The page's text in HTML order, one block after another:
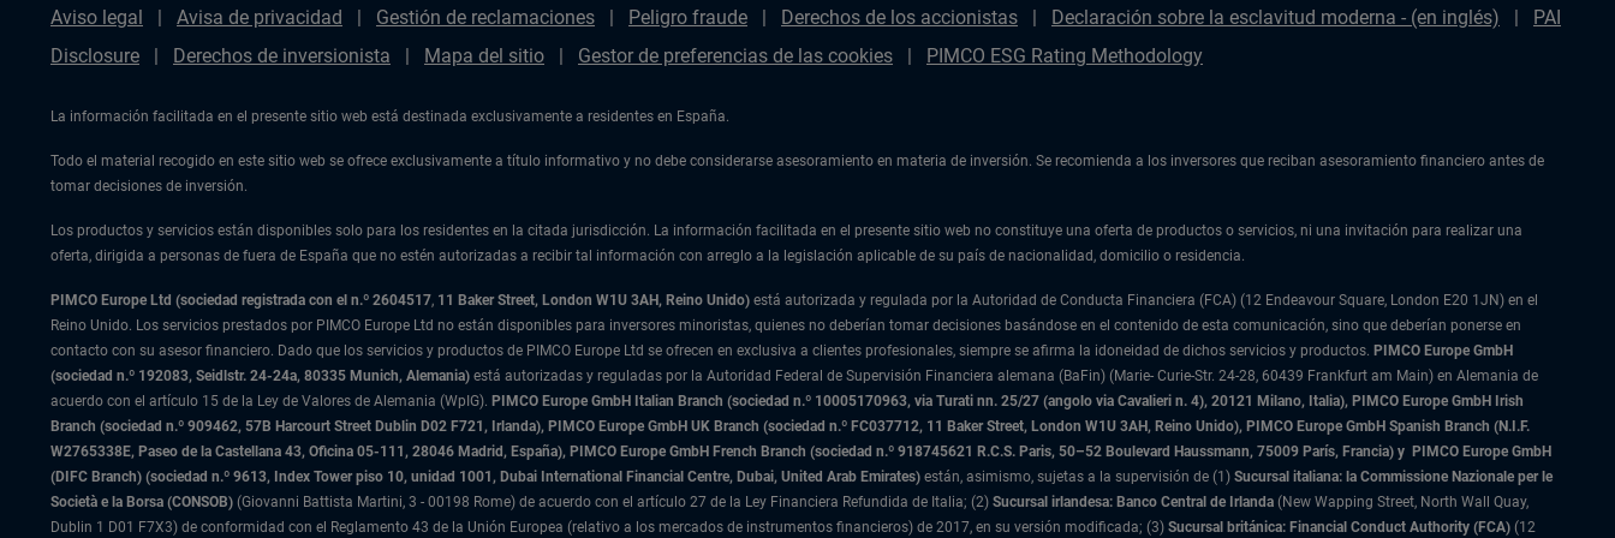
Aviso legal Avisa de privacidad Gestión de reclamaciones Peligro fraude Derechos de los accionistas Declaración sobre la esclavitud moderna - (en inglés)
PAI
Disclosure
Derechos de inversionista Mapa del sitio Gestor de preferencias de las cookies PIMCO ESG Rating Methodology
La información facilitada en el presente sitio web está destinada exclusivamente a residentes en España.
Todo el material recogido en este sitio web se ofrece exclusivamente a título informativo y no debe considerarse asesoramiento en materia de inversión. Se recomienda a los inversores que reciban asesoramiento financiero antes de
tomar decisiones de inversión.
Los productos y servicios están disponibles solo para los residentes en la citada jurisdicción. La información facilitada en el presente sitio web no constituye una oferta de productos o servicios, ni una invitación para realizar una
oferta, dirigida a personas de fuera de España que no estén autorizadas a recibir tal información con arreglo a la legislación aplicable de su país de nacionalidad, domicilio o residencia.
PIMCO Europe Ltd (sociedad registrada con el n.º 2604517, 11 Baker Street, London W1U 3AH, Reino Unido) está autorizada y regulada por la Autoridad de Conducta Financiera (FCA) (12 Endeavour Square, London E20 1JN) en el
Reino Unido. Los servicios prestados por PIMCO Europe Ltd no están disponibles para inversores minoristas, quienes no deberían tomar decisiones basándose en el contenido de esta comunicación, sino que deberían ponerse en
contacto con su asesor financiero. Dado que los servicios y productos de PIMCO Europe Ltd se ofrecen en exclusiva a clientes profesionales, siempre se afirma la idoneidad de dichos servicios y productos. PIMCO Europe GmbH
(sociedad n.º 192083, Seidlstr. 24-24a, 80335 Munich, Alemania) está autorizadas y reguladas por la Autoridad Federal de Supervisión Financiera alemana (BaFin) (Marie- Curie-Str. 24-28, 60439 Frankfurt am Main) en Alemania de
acuerdo con el artículo 15 de la Ley de Valores de Alemania (WpIG). PIMCO Europe GmbH Italian Branch (sociedad n.º 10005170963, via Turati nn. 25/27 (angolo via Cavalieri n. 4), 20121 Milano, Italia), PIMCO Europe GmbH Irish
Branch (sociedad n.º 909462, 57B Harcourt Street Dublin D02 F721, Irlanda), PIMCO Europe GmbH UK Branch (sociedad n.º FC037712, 11 Baker Street, London W1U 3AH, Reino Unido), PIMCO Europe GmbH Spanish Branch (N.I.F.
W2765338E, Paseo de la Castellana 43, Oficina 05-111, 28046 Madrid, España), PIMCO Europe GmbH French Branch (sociedad n.º 918745621 R.C.S. Paris, 50–52 Boulevard Haussmann, 75009 París, Francia) y PIMCO Europe GmbH
(DIFC Branch) (sociedad n.º 9613, Index Tower piso 10, unidad 1001, Dubai International Financial Centre, Dubai, United Arab Emirates) están, asimismo, sujetas a la supervisión de (1) Sucursal italiana: la Commissione Nazionale per le
Società e la Borsa (CONSOB) (Giovanni Battista Martini, 3 - 00198 Rome) de acuerdo con el artículo 27 de la Ley Financiera Refundida de Italia; (2) Sucursal irlandesa: Banco Central de Irlanda (New Wapping Street, North Wall Quay,
Dublin 1 D01 F7X3) de conformidad con el Reglamento 43 de la Unión Europea (relativo a los mercados de instrumentos financieros) de 2017, en su versión modificada; (3) Sucursal británica: Financial Conduct Authority (FCA) (12